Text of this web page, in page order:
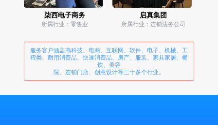
柒西电子商务
所属行业：零售业
启真集团
所属行业：连锁法务公司
服务客户涵盖高科技、电商、互联网、软件、电子、机械、工
程类、耐用消费品、快速消费品、房产、服装、家具家居、餐
饮、美容
院、连锁门店、创意设计等三十多个行业。